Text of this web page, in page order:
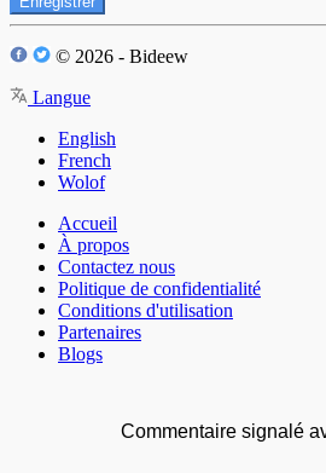
© 2026 - Bideew
Langue
English
French
Wolof
Accueil
À propos
Contactez nous
Politique de confidentialité
Conditions d'utilisation
Partenaires
Blogs
Commentaire signalé